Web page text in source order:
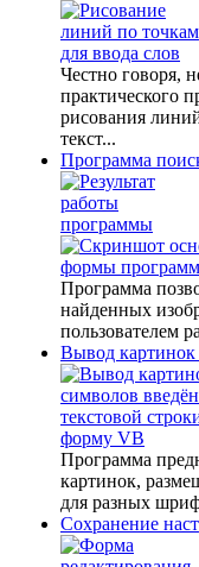
Честно говоря,
практического
рисования
текст...
Программа
Программа
найденных
пользователем
Вывод
Программа
картинок,
для разных
Сохранение